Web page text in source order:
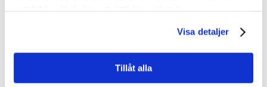
Visa detaljer
Tillåt alla
– Olivia imponerar genom sitt engagemang
och önskan att påverka på riktigt. Särskilt
hennes önskan att kombinera teoretiska